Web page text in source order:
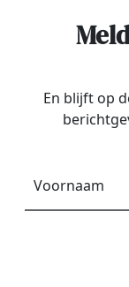
En blijft op